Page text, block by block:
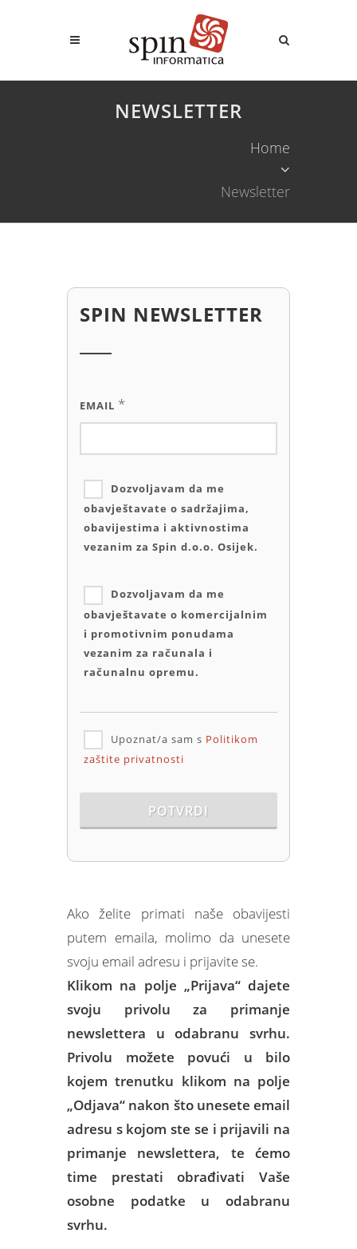
NEWSLETTER
Home
Newsletter
SPIN NEWSLETTER
EMAIL *
Dozvoljavam da me
obavještavate o sadržajima,
obavijestima i aktivnostima
vezanim za Spin d.o.o. Osijek.
Dozvoljavam da me
obavještavate o komercijalnim
i promotivnim ponudama
vezanim za računala i
računalnu opremu.
Upoznat/a sam s Politikom
zaštite privatnosti
POTVRDI
Ako želite primati naše obavijesti
putem emaila, molimo da unesete
svoju email adresu i prijavite se.
Klikom na polje „Prijava“ dajete
svoju privolu za primanje
newslettera u odabranu svrhu.
Privolu možete povući u bilo
kojem trenutku klikom na polje
„Odjava“ nakon što unesete email
adresu s kojom ste se i prijavili na
primanje newslettera, te ćemo
time prestati obrađivati Vaše
osobne podatke u odabranu
svrhu.